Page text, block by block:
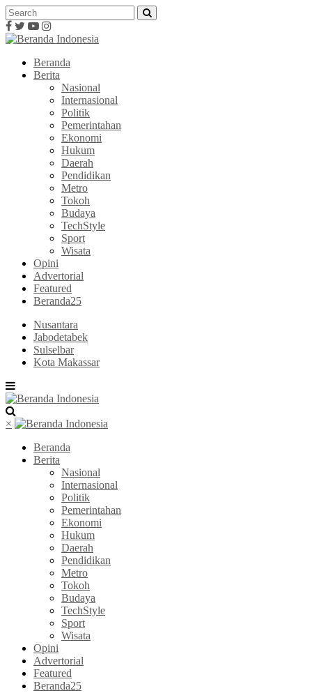
Beranda
Berita
Nasional
Internasional
Politik
Pemerintahan
Ekonomi
Hukum
Daerah
Pendidikan
Metro
Tokoh
Budaya
TechStyle
Sport
Wisata
Opini
Advertorial
Featured
Beranda25
Nusantara
Jabodetabek
Sulselbar
Kota Makassar
×
Beranda
Berita
Nasional
Internasional
Politik
Pemerintahan
Ekonomi
Hukum
Daerah
Pendidikan
Metro
Tokoh
Budaya
TechStyle
Sport
Wisata
Opini
Advertorial
Featured
Beranda25